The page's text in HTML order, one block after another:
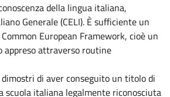
della lingua italiana,
Generale (CELI). È sufficiente un
European Framework, cioè un
appreso attraverso routine
di aver conseguito un titolo di
scuola italiana legalmente riconosciuta